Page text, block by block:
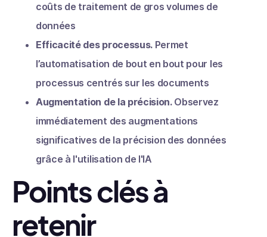
coûts de traitement de gros volumes de
données
Efficacité des processus. Permet
l’automatisation de bout en bout pour les
processus centrés sur les documents
Augmentation de la précision.Observez
immédiatement des augmentations
significatives de la précision des données
grâce à l'utilisation de l'IA
Points clés à
retenir